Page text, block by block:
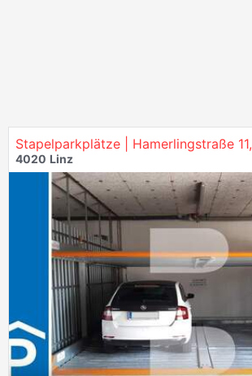
Stapelparkplätze | Hamerlingstraße 11,
4020 Linz